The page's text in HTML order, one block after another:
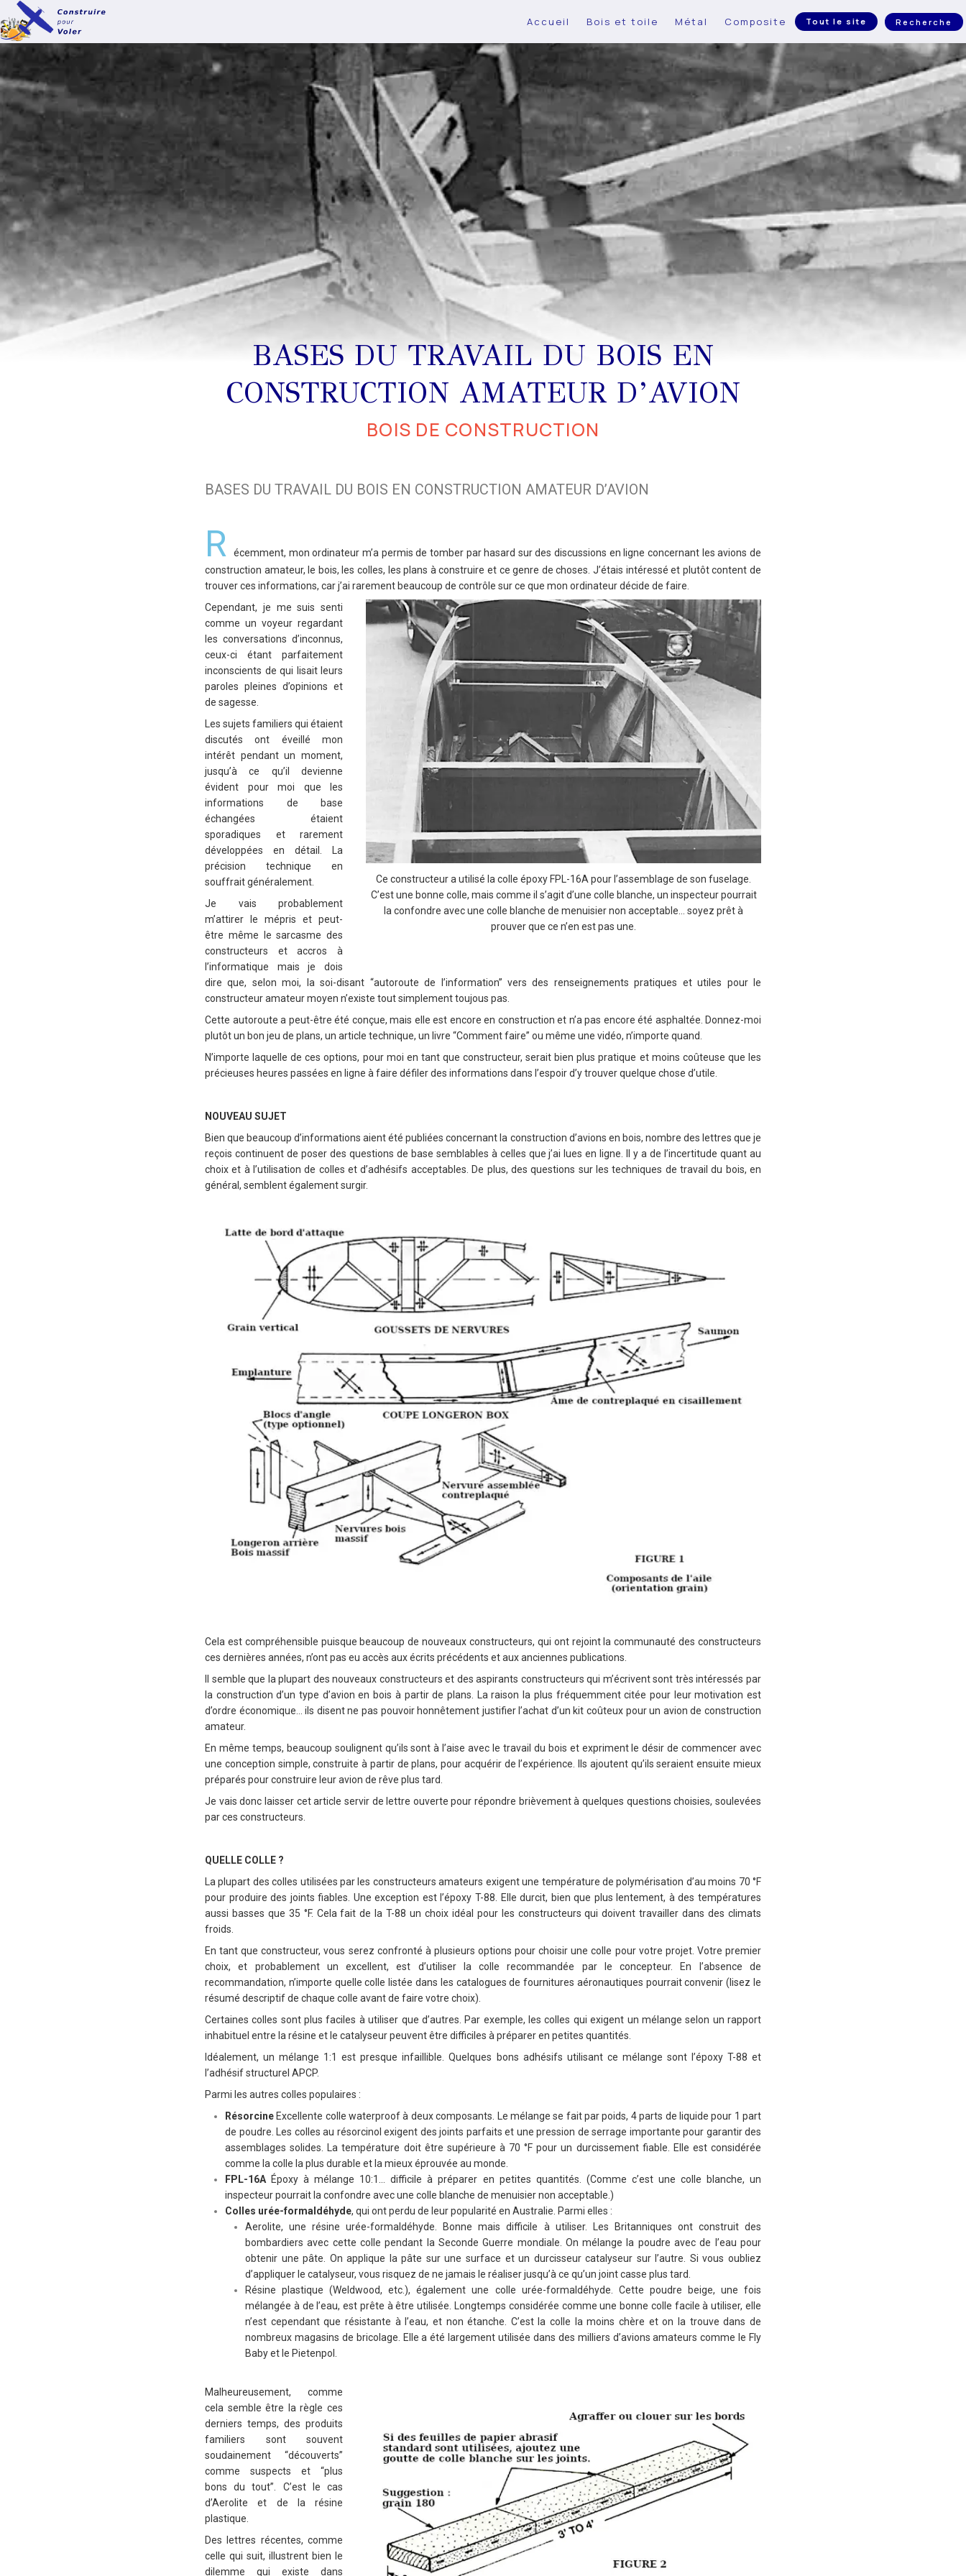
Accueil Bois et toile Métal Composite Tout le site Recherche
BASES DU TRAVAIL DU BOIS EN
CONSTRUCTION AMATEUR D’AVION
BOIS DE CONSTRUCTION
BASES DU TRAVAIL DU BOIS EN CONSTRUCTION AMATEUR D’AVION
R
écemment, mon ordinateur m’a permis de tomber par hasard sur des discussions en ligne concernant les avions de
construction amateur, le bois, les colles, les plans à construire et ce genre de choses. J’étais intéressé et plutôt content de
trouver ces informations, car j’ai rarement beaucoup de contrôle sur ce que mon ordinateur décide de faire.
Ce constructeur a utilisé la colle époxy FPL-16A pour l’assemblage de son fuselage.
C’est une bonne colle, mais comme il s’agit d’une colle blanche, un inspecteur pourrait
la confondre avec une colle blanche de menuisier non acceptable… soyez prêt à
prouver que ce n’en est pas une.
Cependant, je me suis senti
comme un voyeur regardant
les conversations d’inconnus,
ceux-ci étant parfaitement
inconscients de qui lisait leurs
paroles pleines d’opinions et
de sagesse.
Les sujets familiers qui étaient
discutés ont éveillé mon
intérêt pendant un moment,
jusqu’à ce qu’il devienne
évident pour moi que les
informations de base
échangées étaient
sporadiques et rarement
développées en détail. La
précision technique en
souffrait généralement.
Je vais probablement
m’attirer le mépris et peut-
être même le sarcasme des
constructeurs et accros à
l’informatique mais je dois
dire que, selon moi, la soi-disant “autoroute de l’information” vers des renseignements pratiques et utiles pour le
constructeur amateur moyen n’existe tout simplement toujous pas.
Cette autoroute a peut-être été conçue, mais elle est encore en construction et n’a pas encore été asphaltée. Donnez-moi
plutôt un bon jeu de plans, un article technique, un livre “Comment faire” ou même une vidéo, n’importe quand.
N’importe laquelle de ces options, pour moi en tant que constructeur, serait bien plus pratique et moins coûteuse que les
précieuses heures passées en ligne à faire défiler des informations dans l’espoir d’y trouver quelque chose d’utile.
NOUVEAU SUJET
Bien que beaucoup d’informations aient été publiées concernant la construction d’avions en bois, nombre des lettres que je
reçois continuent de poser des questions de base semblables à celles que j’ai lues en ligne. Il y a de l’incertitude quant au
choix et à l’utilisation de colles et d’adhésifs acceptables. De plus, des questions sur les techniques de travail du bois, en
général, semblent également surgir.
Cela est compréhensible puisque beaucoup de nouveaux constructeurs, qui ont rejoint la communauté des constructeurs
ces dernières années, n’ont pas eu accès aux écrits précédents et aux anciennes publications.
Il semble que la plupart des nouveaux constructeurs et des aspirants constructeurs qui m’écrivent sont très intéressés par
la construction d’un type d’avion en bois à partir de plans. La raison la plus fréquemment citée pour leur motivation est
d’ordre économique… ils disent ne pas pouvoir honnêtement justifier l’achat d’un kit coûteux pour un avion de construction
amateur.
En même temps, beaucoup soulignent qu’ils sont à l’aise avec le travail du bois et expriment le désir de commencer avec
une conception simple, construite à partir de plans, pour acquérir de l’expérience. Ils ajoutent qu’ils seraient ensuite mieux
préparés pour construire leur avion de rêve plus tard.
Je vais donc laisser cet article servir de lettre ouverte pour répondre brièvement à quelques questions choisies, soulevées
par ces constructeurs.
QUELLE COLLE ?
La plupart des colles utilisées par les constructeurs amateurs exigent une température de polymérisation d’au moins 70 °F
pour produire des joints fiables. Une exception est l’époxy T-88. Elle durcit, bien que plus lentement, à des températures
aussi basses que 35 °F. Cela fait de la T-88 un choix idéal pour les constructeurs qui doivent travailler dans des climats
froids.
En tant que constructeur, vous serez confronté à plusieurs options pour choisir une colle pour votre projet. Votre premier
choix, et probablement un excellent, est d’utiliser la colle recommandée par le concepteur. En l’absence de
recommandation, n’importe quelle colle listée dans les catalogues de fournitures aéronautiques pourrait convenir (lisez le
résumé descriptif de chaque colle avant de faire votre choix).
Certaines colles sont plus faciles à utiliser que d’autres. Par exemple, les colles qui exigent un mélange selon un rapport
inhabituel entre la résine et le catalyseur peuvent être difficiles à préparer en petites quantités.
Idéalement, un mélange 1:1 est presque infaillible. Quelques bons adhésifs utilisant ce mélange sont l’époxy T-88 et
l’adhésif structurel APCP.
Parmi les autres colles populaires :
Résorcine Excellente colle waterproof à deux composants. Le mélange se fait par poids, 4 parts de liquide pour 1 part
de poudre. Les colles au résorcinol exigent des joints parfaits et une pression de serrage importante pour garantir des
assemblages solides. La température doit être supérieure à 70 °F pour un durcissement fiable. Elle est considérée
comme la colle la plus durable et la mieux éprouvée au monde.
FPL-16A Époxy à mélange 10:1… difficile à préparer en petites quantités. (Comme c’est une colle blanche, un
inspecteur pourrait la confondre avec une colle blanche de menuisier non acceptable.)
Colles urée-formaldéhyde, qui ont perdu de leur popularité en Australie. Parmi elles :
Aerolite, une résine urée-formaldéhyde. Bonne mais difficile à utiliser. Les Britanniques ont construit des
bombardiers avec cette colle pendant la Seconde Guerre mondiale. On mélange la poudre avec de l’eau pour
obtenir une pâte. On applique la pâte sur une surface et un durcisseur catalyseur sur l’autre. Si vous oubliez
d’appliquer le catalyseur, vous risquez de ne jamais le réaliser jusqu’à ce qu’un joint casse plus tard.
Résine plastique (Weldwood, etc.), également une colle urée-formaldéhyde. Cette poudre beige, une fois
mélangée à de l’eau, est prête à être utilisée. Longtemps considérée comme une bonne colle facile à utiliser, elle
n’est cependant que résistante à l’eau, et non étanche. C’est la colle la moins chère et on la trouve dans de
nombreux magasins de bricolage. Elle a été largement utilisée dans des milliers d’avions amateurs comme le Fly
Baby et le Pietenpol.
Malheureusement, comme
cela semble être la règle ces
derniers temps, des produits
familiers sont souvent
soudainement “découverts”
comme suspects et “plus
bons du tout”. C’est le cas
d’Aerolite et de la résine
plastique.
Des lettres récentes, comme
celle qui suit, illustrent bien le
dilemme qui existe dans